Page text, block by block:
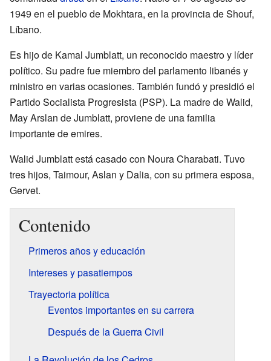
1949 en el pueblo de Mokhtara, en la provincia de Shouf,
Líbano.
Es hijo de Kamal Jumblatt, un reconocido maestro y líder
político. Su padre fue miembro del parlamento libanés y
ministro en varias ocasiones. También fundó y presidió el
Partido Socialista Progresista (PSP). La madre de Walid,
May Arslan de Jumblatt, proviene de una familia
importante de emires.
Walid Jumblatt está casado con Noura Charabati. Tuvo
tres hijos, Taimour, Aslan y Dalia, con su primera esposa,
Gervet.
Contenido
Primeros años y educación
Intereses y pasatiempos
Trayectoria política
Eventos importantes en su carrera
Después de la Guerra Civil